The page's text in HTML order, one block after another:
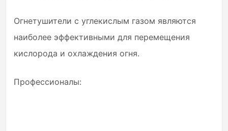
Огнетушители с углекислым газом являются
наиболее эффективными для перемещения
кислорода и охлаждения огня.
Профессионалы: